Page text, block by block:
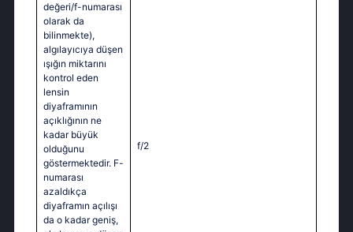
değeri/f-numarası
olarak da
bilinmekte),
algılayıcıya düşen
ışığın miktarını
kontrol eden
lensin
diyaframının
açıklığının ne
kadar büyük
olduğunu
göstermektedir. F-
numarası
azaldıkça
diyaframın açılışı
da o kadar geniş,
f/2